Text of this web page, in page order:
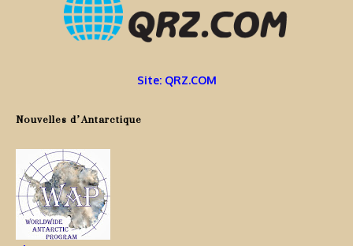
Site: QRZ.COM
Nouvelles d’Antarctique